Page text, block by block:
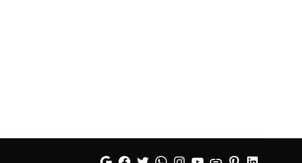
GoogleFacebookTwitterWhatsappInstagramYouTube
Web PinterestLinkedin